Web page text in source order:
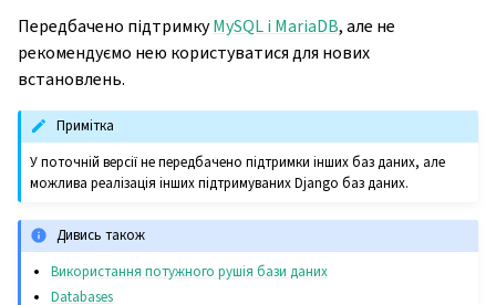
Передбачено підтримкуMySQL і MariaDB, але не
рекомендуємо нею користуватися для нових
встановлень.
Примітка
У поточній версії не передбачено підтримки інших баз даних, але
можлива реалізація інших підтримуваних Django баз даних.
Дивись також
Використання потужного рушія бази даних
Databases